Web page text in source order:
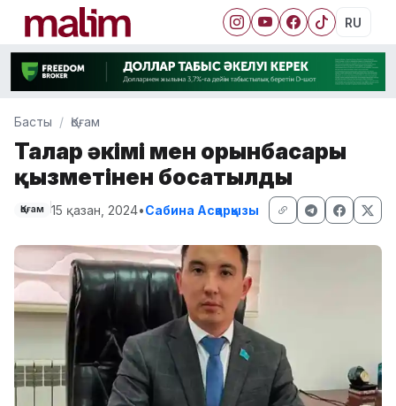
RU
Басты Қоғам
Талғар әкімі мен орынбасары
қызметінен босатылды
Қоғам 15 қазан, 2024•Сабина Асқарқызы